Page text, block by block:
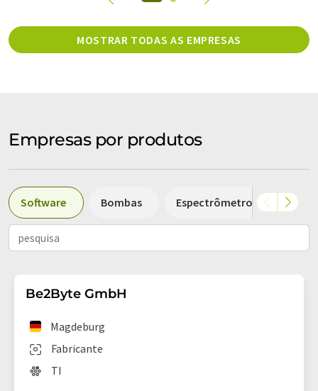
MOSTRAR TODAS AS EMPRESAS
Empresas por produtos
Software Bombas Espectrômetros de massa
Be2Byte GmbH
Fabricante
Magdeburg
TI